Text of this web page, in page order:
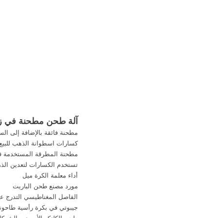
آلة طحن مطحنة في
مطحنة فائقة بالإضافة إلى
كسارات اسطوانة الذهب
مطحنة المطرقة
تستخدم الكسارات لتعدين
أداء معلمة الكرة ميل
مورد مصنع طحن الباريت
الفاصل المغناطيسي التدرج
جيبوتي في بكرة رأسية